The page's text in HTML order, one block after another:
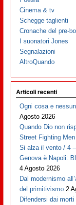
Cinema & tv
Schegge taglienti
Cronache del pre-
I suonatori Jones
Segnalazioni
AltroQuando
Articoli recenti
Ogni cosa e
Agosto 2026
Quando Dio non
Street Fighting Men
Si alza il vento / 4
Genova è Napoli:
4 Agosto 2026
Dal modernismo
del primitivismo 2
Difendersi dai morti